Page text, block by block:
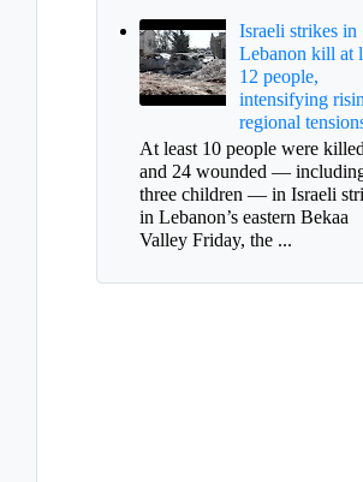
Israeli strikes in
Lebanon kill at
12 people,
intensifying
regional
At least 10 people were killed
and 24 wounded —
three children — in Israeli
in Lebanon’s eastern Bekaa
Valley Friday, the ...